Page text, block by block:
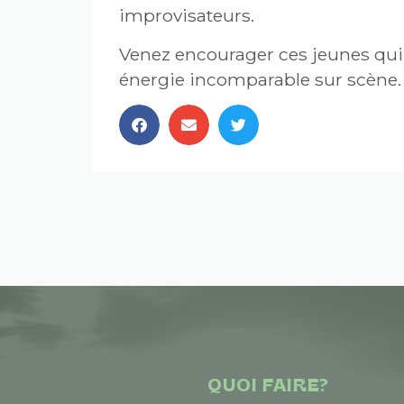
improvisateurs.
Venez encourager ces jeunes
énergie incomparable sur
QUOI FAIRE?